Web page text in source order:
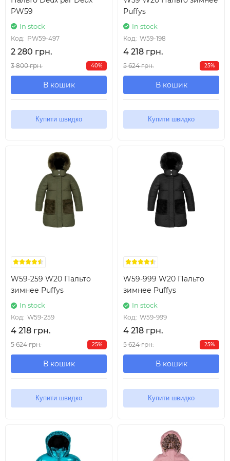
PW59
In stock
Код: PW59-497
2 280 грн.
3 800 грн. 40%
В кошик
Купити швидко
Puffys
In stock
Код: W59-198
4 218 грн.
5 624 грн. 25%
В кошик
Купити швидко
W59-259 W20 Пальто
зимнее Puffys
In stock
Код: W59-259
4 218 грн.
5 624 грн. 25%
В кошик
Купити швидко
W59-999 W20 Пальто
зимнее Puffys
In stock
Код: W59-999
4 218 грн.
5 624 грн. 25%
В кошик
Купити швидко